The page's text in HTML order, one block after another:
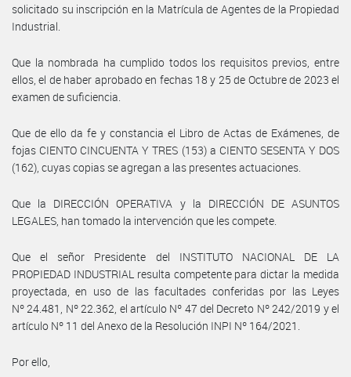
solicitado su inscripción en la Matrícula de Agentes de la Propiedad
Industrial.
Que la nombrada ha cumplido todos los requisitos previos, entre
ellos, el de haber aprobado en fechas 18 y 25 de Octubre de 2023 el
examen de suficiencia.
Que de ello da fe y constancia el Libro de Actas de Exámenes, de
fojas CIENTO CINCUENTA Y TRES (153) a CIENTO SESENTA Y DOS
(162), cuyas copias se agregan a las presentes actuaciones.
Que la DIRECCIÓN OPERATIVA y la DIRECCIÓN DE ASUNTOS
LEGALES, han tomado la intervención que les compete.
Que el señor Presidente del INSTITUTO NACIONAL DE LA
PROPIEDAD INDUSTRIAL resulta competente para dictar la medida
proyectada, en uso de las facultades conferidas por las Leyes
Nº 24.481, Nº 22.362, el artículo Nº 47 del Decreto Nº 242/2019 y el
artículo Nº 11 del Anexo de la Resolución INPI Nº 164/2021.
Por ello,